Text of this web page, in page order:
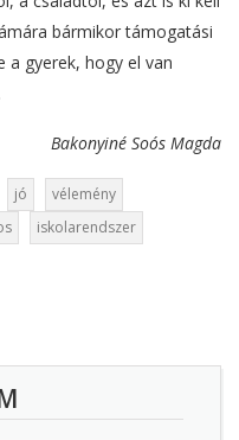
bármikor támogatási
a gyerek, hogy el van
Bakonyiné Soós Magda
jó
vélemény
iskolarendszer